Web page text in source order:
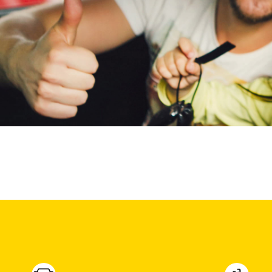
Max Mobiel 0)
Maxus
Maybach 0)
Mazda (1
McLaren
Mega (
Mercedes-Benz
MG (1)